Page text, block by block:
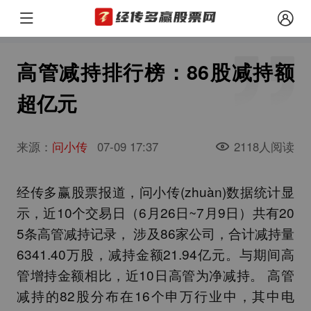
高管减持排行榜：86股减持额
超亿元
来源： 问小传 07-09 17:37 2118人阅读
经传多赢股票报道，问小传(zhuàn)数据统计显
示，近10个交易日（6月26日~7月9日）共有20
5条高管减持记录， 涉及86家公司，合计减持量
6341.40万股，减持金额21.94亿元。与期间高
管增持金额相比，近10日高管为净减持。 高管
减持的82股分布在16个申万行业中，其中电